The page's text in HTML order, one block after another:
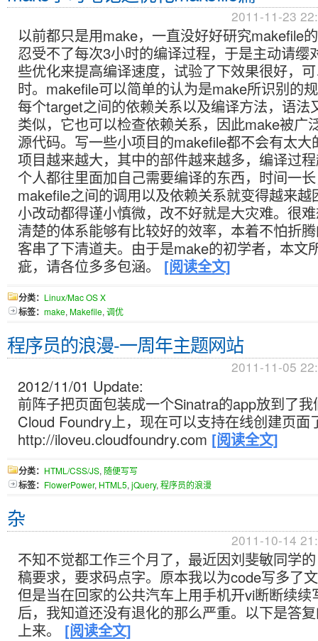
2011-11-23
以前都只是用make，一直没好好研究makefile
忍受不了每次3小时的编译过程，于是主动请缨
些优化来提高编译速度，试验了下效果很好，
时。makefile可以简单的认为是make所识别的
每个target之间的依赖关系以及编译方法，语法
类似，它也可以检查依赖关系，因此make被广
源代码。写一些小项目的makefile都不会有太大
项目越来越大，其中的部件越来越多，编译过
个人都往里面加自己需要编译的东西，时间一
makefile之间的调用以及依赖关系就变得越来越
小改动都得谨小慎微，改不好就是大灾难。很
清楚的体系能够有比较好的效率，本着不怕折
客串了下清道夫。由于是make的初学者，本文
疵，请各位多多包涵。 [阅读全文]
分类： Linux/Mac OS X
标签： make, Makefile, 调优
程序员的浪漫-一周年主题网站
2011-11-05
2012/11/01 Update:
前阵子把页面包装成一个Sinatra的app放到了
Cloud Foundry上，现在可以支持在线创建页面
http://iloveu.cloudfoundry.com [阅读全文]
分类： HTML/CSS/JS, 随便写写
标签： FlowerPower, HTML5, jQuery, 程序员的浪漫
杂
2011-10-14
不知不觉都工作三个月了，最近因刘斐敏同学
稿要求，要求码点字。原本我以为code写多了
但是当在回家的公共汽车上用手机开vi断断续续
后，我知道还没有退化的那么严重。以下是答
上来。 [阅读全文]